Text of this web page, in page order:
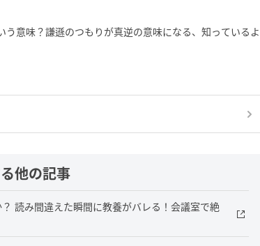
う意味？謙遜のつもりが真逆の意味になる、知っているよ
他の記事
読み間違えた瞬間に教養がバレる！会議室で絶